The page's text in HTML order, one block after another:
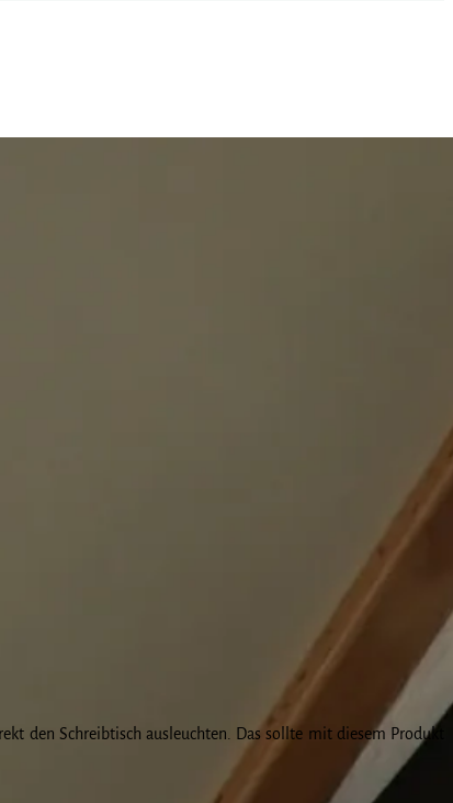
den Schreibtisch ausleuchten. Das sollte mit diesem Produkt